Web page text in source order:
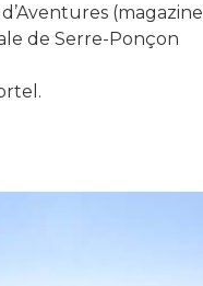
(magazine
de Serre-Ponçon